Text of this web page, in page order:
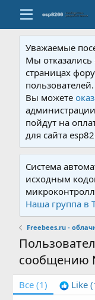
Уважаемые
Мы
страницах
пользователей.
Вы можете
пойдут на
для сайта
Система
исходным
Наша группа в
Freebees.ru -
сообщению
Все (1) Like